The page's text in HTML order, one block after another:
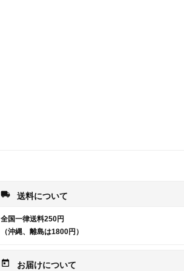
local_shipping 送料について
全国一律送料250円
（沖縄、離島は1800円）
today お届けについて